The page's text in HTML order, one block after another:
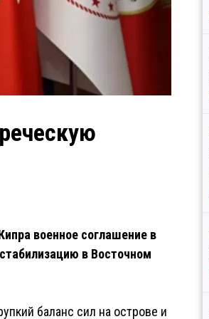
военное соглашение в
в Восточном
баланс сил на острове и